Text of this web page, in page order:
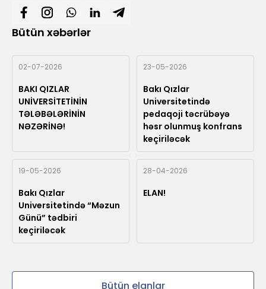
Bütün xəbərlər
02-07-2026
BAKI QIZLAR
UNİVERSİTETİNİN
TƏLƏBƏLƏRİNİN
NƏZƏRİNƏ!
23-05-2026
Bakı Qızlar
Universitetində
pedaqoji təcrübəyə
həsr olunmuş konfrans
keçiriləcək
19-05-2026
Bakı Qızlar
Universitetində “Məzun
Günü” tədbiri
keçiriləcək
28-04-2026
ELAN!
Bütün elanlar